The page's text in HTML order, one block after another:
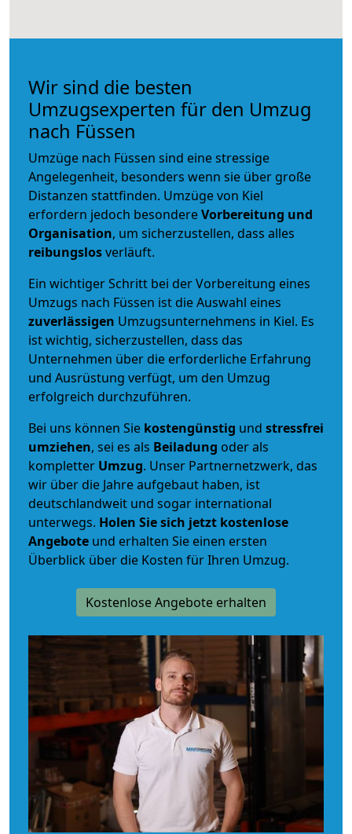
Wir sind die besten
Umzugsexperten für den Umzug
nach Füssen
Umzüge nach Füssen sind eine stressige
Angelegenheit, besonders wenn sie über große
Distanzen stattfinden. Umzüge von Kiel
erfordern jedoch besondereVorbereitung und
Organisation, um sicherzustellen, dass alles
reibungslosverläuft.
Ein wichtiger Schritt bei der Vorbereitung eines
Umzugs nach Füssen ist die Auswahl eines
zuverlässigen Umzugsunternehmens in Kiel. Es
ist wichtig, sicherzustellen, dass das
Unternehmen über die erforderliche Erfahrung
und Ausrüstung verfügt, um den Umzug
erfolgreich durchzuführen.
Bei uns können Sie kostengünstig und stressfrei
umziehen, sei es als Beiladung oder als
kompletter Umzug. Unser Partnernetzwerk, das
wir über die Jahre aufgebaut haben, ist
deutschlandweit und sogar international
unterwegs. Holen Sie sich jetzt kostenlose
Angebote und erhalten Sie einen ersten
Überblick über die Kosten für Ihren Umzug.
Kostenlose Angebote erhalten